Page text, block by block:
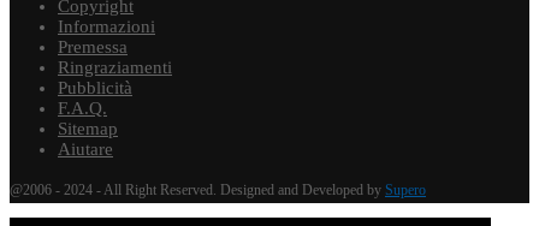
Copyright
Informazioni
Premessa
Ringraziamenti
Pubblicità
F.A.Q.
Sitemap
Aiutare
@2006 - 2024 - All Right Reserved. Designed and Developed by Supero